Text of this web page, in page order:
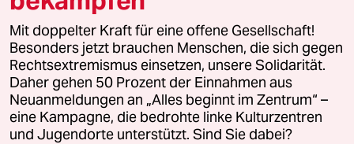
nationalistischen Minderheit
innerhalb der Wählerschaft allen
Ernstes, dass sich die "aufgeklärten
Demokraten" unter ausgerechnet
unter dem Banner von je um die 6%
Sozialdemokraten oder Grünen
versammeln?
Mit doppelter Kraft für eine offene Gesellschaft!
Besonders jetzt brauchen Menschen, die sich gegen
Rechtsextremismus einsetzen, unsere Solidarität.
Daher gehen 50 Prozent der Einnahmen aus
Neuanmeldungen an „Alles beginnt im Zentrum“ –
eine Kampagne, die bedrohte linke Kulturzentren
und Jugendorte unterstützt. Sind Sie dabei?